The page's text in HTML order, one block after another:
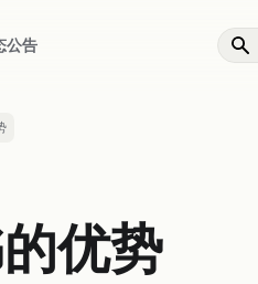
公告
优势